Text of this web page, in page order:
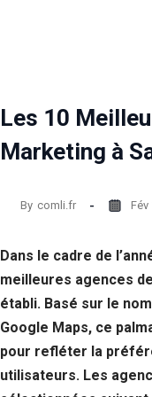
Les 10
Marketing à
By comli.fr Fév
Dans le cadre de
meilleures agences
établi. Basé sur le
Google Maps, ce
pour refléter la
utilisateurs. Les
fonctionnalité
et la structure
du site Web,
en fonction
dont le site
Web est
Experience
Afin que notre
site Web
aussi bien que
possible lors
de votre visite.